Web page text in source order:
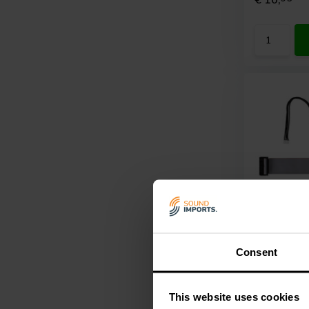
Consent
This website uses cookies
Dayton
Kernel